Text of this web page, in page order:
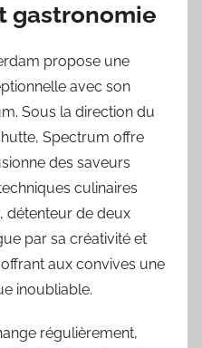
gastronomie
propose une
avec son
Sous la direction du
Spectrum offre
des saveurs
culinaires
détenteur de deux
par sa créativité et
aux convives une
inoubliable.
régulièrement,